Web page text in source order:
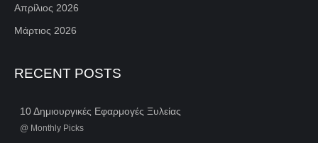
Απρίλιος 2026
Μάρτιος 2026
RECENT POSTS
10 Δημιουργικές Εφαρμογές Ξυλείας
@ Monthly Picks